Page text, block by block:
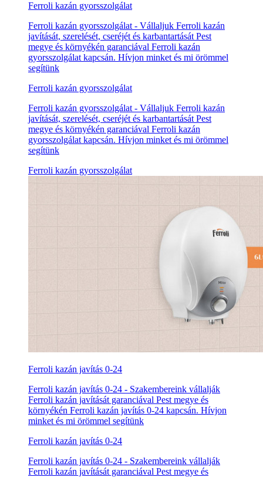
Ferroli kazán gyorsszolgálat
Ferroli kazán gyorsszolgálat - Vállaljuk Ferroli kazán
javítását, szerelését, cseréjét és karbantartását Pest
megye és környékén garanciával Ferroli kazán
gyorsszolgálat kapcsán. Hívjon minket és mi örömmel
segítünk
Ferroli kazán gyorsszolgálat
Ferroli kazán gyorsszolgálat - Vállaljuk Ferroli kazán
javítását, szerelését, cseréjét és karbantartását Pest
megye és környékén garanciával Ferroli kazán
gyorsszolgálat kapcsán. Hívjon minket és mi örömmel
segítünk
Ferroli kazán gyorsszolgálat
Ferroli kazán javítás 0-24
Ferroli kazán javítás 0-24 - Szakembereink vállalják
Ferroli kazán javítását garanciával Pest megye és
környékén Ferroli kazán javítás 0-24 kapcsán. Hívjon
minket és mi örömmel segítünk
Ferroli kazán javítás 0-24
Ferroli kazán javítás 0-24 - Szakembereink vállalják
Ferroli kazán javítását garanciával Pest megye és